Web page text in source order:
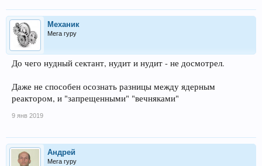
Механик
Мега гуру
До чего нудный сектант, нудит и нудит - не досмотрел.
Даже не способен осознать разницы между ядерным
реактором, и "запрещенными" "вечняками"
9 янв 2019
Андрей
Мега гуру